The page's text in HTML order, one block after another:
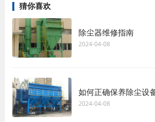
猜你喜欢
除尘器维修指南
2024-04-08
如何正确保养除尘设
2024-04-08